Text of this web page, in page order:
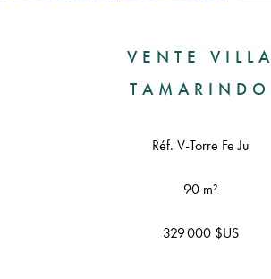
VENTE VILLA
TAMARINDO
Réf. V-Torre Fe Ju
90 m²
329 000 $US